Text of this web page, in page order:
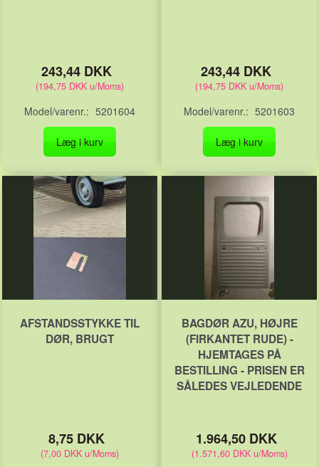
243,44 DKK
(194,75 DKK u/Moms)
Model/varenr.: 5201604
Læg i kurv
243,44 DKK
(194,75 DKK u/Moms)
Model/varenr.: 5201603
Læg i kurv
AFSTANDSSTYKKE TIL
DØR, BRUGT
8,75 DKK
(7,00 DKK u/Moms)
BAGDØR AZU, HØJRE
(FIRKANTET RUDE) -
HJEMTAGES PÅ
BESTILLING - PRISEN ER
SÅLEDES VEJLEDENDE
1.964,50 DKK
(1.571,60 DKKu/Moms)